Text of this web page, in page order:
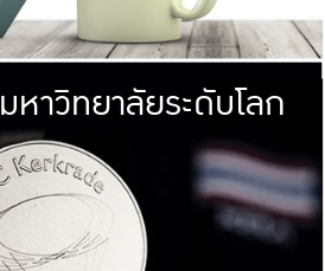
มหาวิทยา
พร้อมที่จ
และผลักดันในการใช้ระบบส
เพื่อการทำงานแ
มหาวิทยาลัยระดับโลก